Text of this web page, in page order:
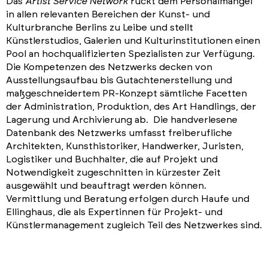
in allen relevanten Bereichen der Kunst- und
Kulturbranche Berlins zu Leibe und stellt
Künstlerstudios, Galerien und Kulturinstitutionen einen
Pool an hochqualifizierten Spezialisten zur Verfügung.
Die Kompetenzen des Netzwerks decken von
Ausstellungsaufbau bis Gutachtenerstellung und
maßgeschneidertem PR-Konzept sämtliche Facetten
der Administration, Produktion, des Art Handlings, der
Lagerung und Archivierung ab. Die handverlesene
Datenbank des Netzwerks umfasst freiberufliche
Architekten, Kunsthistoriker, Handwerker, Juristen,
Logistiker und Buchhalter, die auf Projekt und
Notwendigkeit zugeschnitten in kürzester Zeit
ausgewählt und beauftragt werden können.
Vermittlung und Beratung erfolgen durch Haufe und
Ellinghaus, die als Expertinnen für Projekt- und
Künstlermanagement zugleich Teil des Netzwerkes sind.